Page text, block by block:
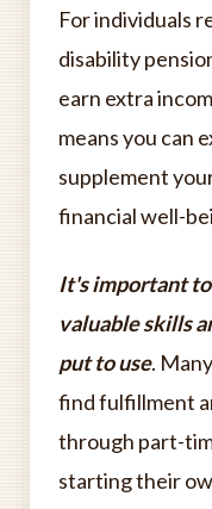
For individuals
disability
earn extra
means you can
supplement
financial well-
It's important
valuable skills
put to use.
find fulfillment
through part-
starting their